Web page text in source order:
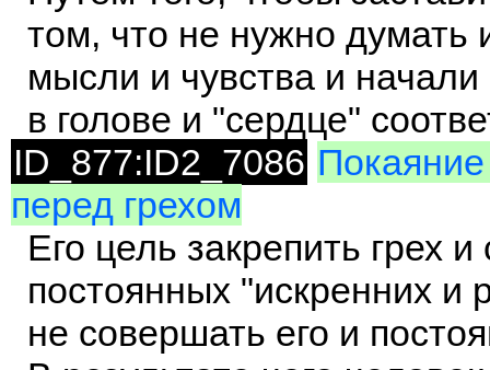
том, что не нужно думать
мысли и чувства и
в голове и "сердце"
ID_877:ID2_7086
перед грехом
Его цель закрепить грех
постоянных "искренних
не совершать его и